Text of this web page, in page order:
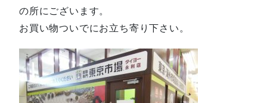
の所にございます。
お買い物ついでにお立ち寄り下さい。